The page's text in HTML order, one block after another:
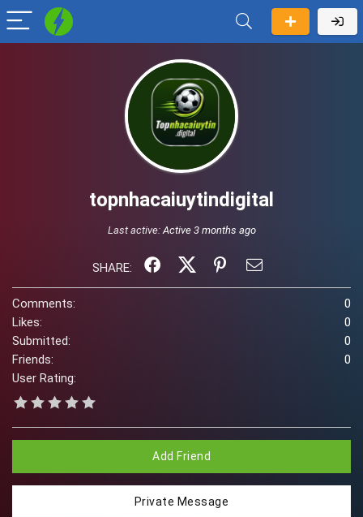
topnhacaiuytindigital
Last active:Active 3 months ago
SHARE:
Comments:
0
Likes:
0
Submitted:
0
Friends:
0
User Rating:
Add Friend
Private Message